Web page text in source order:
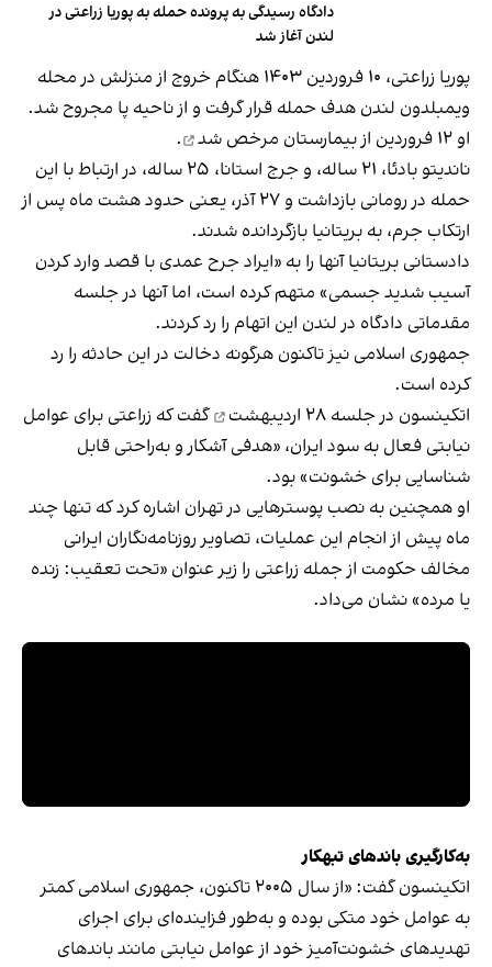
دادگاه رسیدگی به پرونده حمله به پوریا زراعتی در
لندن آغاز شد
پوریا زراعتی، ۱۰ فروردین ۱۴۰۳ هنگام خروج از منزلش در محله
ویمبلدون لندن هدف حمله قرار گرفت و از ناحیه پا مجروح شد.
او ۱۲ فروردین از بیمارستان
مرخص شد
.
ناندیتو بادئا، ۲۱ ساله، و جرج استانا، ۲۵ ساله، در ارتباط با این
حمله در رومانی بازداشت و ۲۷ آذر، یعنی حدود هشت ماه پس از
ارتکاب جرم، به بریتانیا بازگردانده شدند.
دادستانی بریتانیا آنها را به «ایراد جرح عمدی با قصد وارد کردن
آسیب شدید جسمی» متهم کرده است، اما آنها در جلسه
مقدماتی دادگاه در لندن این اتهام را رد کردند.
جمهوری اسلامی نیز تاکنون هرگونه دخالت در این حادثه را رد
کرده است.
اتکینسون درجلسه ۲۸ اردیبهشت
گفت که زراعتی برای عوامل
نیابتی فعال به سود ایران، «هدفی آشکار و به‌راحتی قابل
شناسایی برای خشونت» بود.
او همچنین به نصب پوسترهایی در تهران اشاره کرد که تنها چند
ماه پیش از انجام این عملیات، تصاویر روزنامه‌نگاران ایرانی
مخالف حکومت از جمله زراعتی را زیر عنوان «تحت تعقیب: زنده
یا مرده» نشان می‌داد.
به‌کارگیری باندهای تبهکار
اتکینسون گفت: «از سال ۲۰۰۵ تاکنون، جمهوری اسلامی کمتر
به عوامل خود متکی بوده و به‌طور فزاینده‌ای برای اجرای
تهدیدهای خشونت‌آمیز خود از عوامل نیابتی مانند باندهای